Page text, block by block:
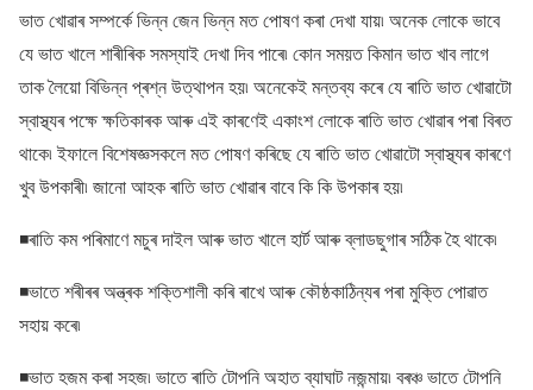
ভাত খোৱাৰ সম্পৰ্কে ভিন্ন জেন ভিন্ন মত পোষণ কৰা দেখা যায়৷ অনেক লোকে ভাবে
যে ভাত খালে শাৰীৰিক সমস্যাই দেখা দিব পাৰে৷ কোন সময়ত কিমান ভাত খাব লাগে
তাক লৈয়ো বিভিন্ন প্ৰশ্ন উত্থাপন হয়৷ অনেকেই মন্তব্য কৰে যে ৰাতি ভাত খোৱাটো
স্বাস্থ্যৰ পক্ষে ক্ষতিকাৰক আৰু এই কাৰণেই একাংশ লোকে ৰাতি ভাত খোৱাৰ পৰা বিৰত
থাকে৷ ইফালে বিশেষজ্ঞসকলে মত পোষণ কৰিছে যে ৰাতি ভাত খোৱাটো স্বাস্থ্যৰ কাৰণে
খুব উপকাৰী৷ জানো আহক ৰাতি ভাত খোৱাৰ বাবে কি কি উপকাৰ হয়৷
◾ৰাতি কম পৰিমাণে মচুৰ দাইল আৰু ভাত খালে হাৰ্ট আৰু ব্লাডছুগাৰ সঠিক হৈ থাকে৷
◾ভাতে শৰীৰৰ অন্ত্ৰক শক্তিশালী কৰি ৰাখে আৰু কৌষ্ঠকাঠিন্যৰ পৰা মুক্তি পোৱাত
সহায় কৰে৷
◾ভাত হজম কৰা সহজ৷ ভাতে ৰাতি টোপনি অহাত ব্যাঘাট নজন্মায়৷ বৰঞ্চ ভাতে টোপনি